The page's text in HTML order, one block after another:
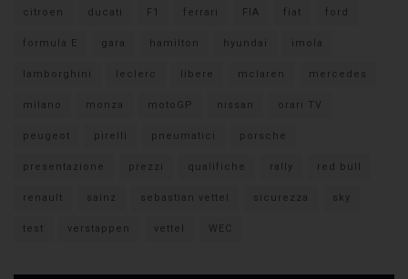
citroen ducati F1 ferrari FIA fiat ford
formula E gara hamilton hyundai imola
lamborghini leclerc libere mclaren mercedes
milano monza motoGP nissan orari TV
peugeot pirelli pneumatici porsche
presentazione prezzi qualifiche rally red bull
renault sainz sebastian vettel sicurezza sky
test verstappen vettel WEC